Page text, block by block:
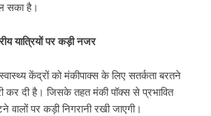
सका है।
यात्रियों पर कड़ी नजर
केंद्रों को मंकीपाक्स के लिए सतर्कता बरतने
कर दी है। जिसके तहत मंकी पॉक्स से प्रभावित
वालों पर कड़ी निगरानी रखी जाएगी।